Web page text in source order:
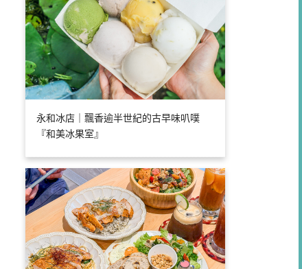
永和冰店｜飄香逾半世紀的古早味叭噗
『和美冰果室』